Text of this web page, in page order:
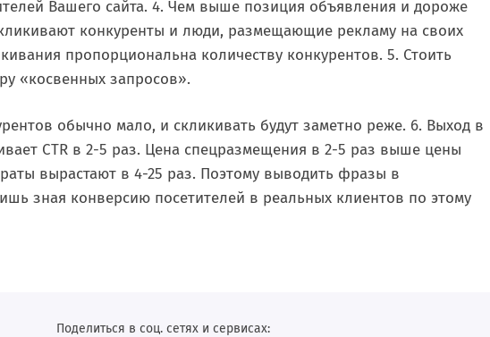
Вашего сайта. 4. Чем выше позиция объявления и дороже
конкуренты и люди, размещающие рекламу на своих
пропорциональна количеству конкурентов. 5. Стоить
«косвенных запросов».
обычно мало, и скликивать будут заметно реже. 6. Выход в
CTR в 2-5 раз. Цена спецразмещения в 2-5 раз выше цены
вырастают в 4-25 раз. Поэтому выводить фразы в
зная конверсию посетителей в реальных клиентов по этому
Поделиться в соц. сетях и сервисах: